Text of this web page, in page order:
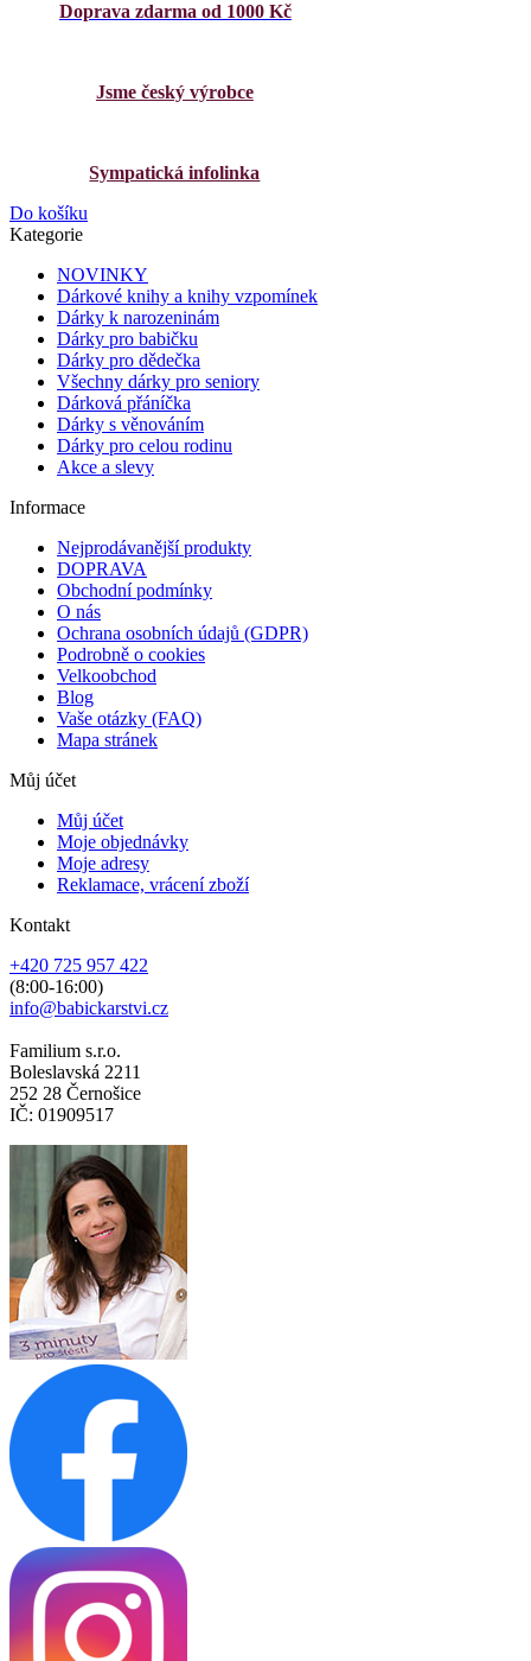
Doprava zdarma od 1000 Kč
Jsme český výrobce
Sympatická infolinka
Do košíku
Kategorie
NOVINKY
Dárkové knihy a knihy vzpomínek
Dárky k narozeninám
Dárky pro babičku
Dárky pro dědečka
Všechny dárky pro seniory
Dárková přáníčka
Dárky s věnováním
Dárky pro celou rodinu
Akce a slevy
Informace
Nejprodávanější produkty
DOPRAVA
Obchodní podmínky
O nás
Ochrana osobních údajů (GDPR)
Podrobně o cookies
Velkoobchod
Blog
Vaše otázky (FAQ)
Mapa stránek
Můj účet
Můj účet
Moje objednávky
Moje adresy
Reklamace, vrácení zboží
Kontakt
+420 725 957 422
(8:00-16:00)
info@babickarstvi.cz
Familium s.r.o.
Boleslavská 2211
252 28 Černošice
IČ: 01909517